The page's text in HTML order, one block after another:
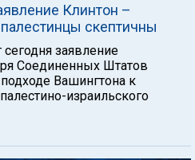
Клинтон –
скептичны
заявление
Соединенных Штатов
Вашингтона к
израильского